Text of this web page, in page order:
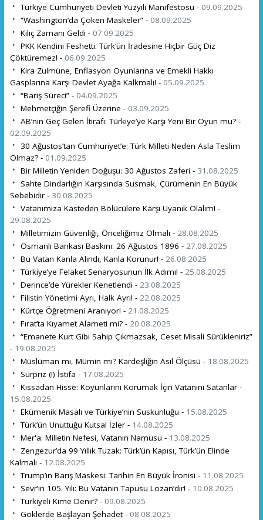
Türkiye Cumhuriyeti Devleti Yüzyılı Manifestosu - 09.09.2025
“Washington’da Çöken Maskeler” - 08.09.2025
Kılıç Zamanı Geldi - 07.09.2025
PKK Kendini Feshetti: Türk’ün İradesine Hiçbir Güç Diz
Çöktüremez! - 06.09.2025
Kira Zulmüne, Enflasyon Oyunlarına ve Emekli Hakkı
Gasplarına Karşı Devlet Ayağa Kalkmalı! - 05.09.2025
“Barış Süreci” - 04.09.2025
Mehmetçiğin Şerefi Üzerine - 03.09.2025
AB’nin Geç Gelen İtirafı: Türkiye’ye Karşı Yeni Bir Oyun mu? -
02.09.2025
30 Ağustos’tan Cumhuriyet’e: Türk Milleti Neden Asla Teslim
Olmaz? - 01.09.2025
Bir Milletin Yeniden Doğuşu: 30 Ağustos Zaferi - 31.08.2025
Sahte Dindarlığın Karşısında Susmak, Çürümenin En Büyük
Sebebidir - 30.08.2025
Vatanımıza Kasteden Bölücülere Karşı Uyanık Olalım! -
29.08.2025
Milletimizin Güvenliği, Önceliğimiz Olmalı - 28.08.2025
Osmanlı Bankası Baskını: 26 Ağustos 1896 - 27.08.2025
Bu Vatan Kanla Alındı, Kanla Korunur! - 26.08.2025
Türkiye’ye Felaket Senaryosunun İlk Adımı! - 25.08.2025
Derince’de Yürekler Kenetlendi - 23.08.2025
Filistin Yönetimi Ayrı, Halk Ayrı! - 22.08.2025
Kürtçe Öğretmeni Aranıyor! - 21.08.2025
Fırat’ta Kıyamet Alameti mi? - 20.08.2025
“Emanete Kurt Gibi Sahip Çıkmazsak, Ceset Misali Sürükleniriz”
- 19.08.2025
Müslüman mı, Mümin mi? Kardeşliğin Asıl Ölçüsü - 18.08.2025
Sürpriz (!) İstifa - 17.08.2025
Kıssadan Hisse: Koyunlarını Korumak İçin Vatanını Satanlar -
15.08.2025
Ekümenik Masalı ve Türkiye’nin Suskunluğu - 15.08.2025
Türk’ün Unuttuğu Kutsal İzler - 14.08.2025
Mer'a: Milletin Nefesi, Vatanın Namusu - 13.08.2025
Zengezur’da 99 Yıllık Tuzak: Türk’ün Kapısı, Türk’ün Elinde
Kalmalı - 12.08.2025
Trump’ın Barış Maskesi: Tarihin En Büyük İronisi - 11.08.2025
Sevr’in 105. Yılı: Bu Vatanın Tapusu Lozan’dır! - 10.08.2025
Türkiyeli Kime Denir? - 09.08.2025
Göklerde Başlayan Şehadet - 08.08.2025